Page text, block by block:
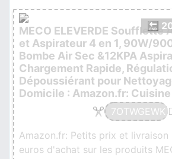
MECO ELEVERDE Soufflette
et Aspirateur 4 en 1, 90W/
Bombe Air Sec &12KPA
Chargement Rapide,
Dépoussiérant pour
Domicile : Amazon.fr:
7OTWGEWK
Amazon.fr: Petits prix et
euros d'achat sur les produits
🔚